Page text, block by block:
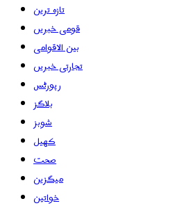
تازہ ترین
قومی خبریں
بین الاقوامی
تجارتی خبریں
رپورٹس
بلاگز
شوبز
کھیل
صحت
میگزین
خواتین